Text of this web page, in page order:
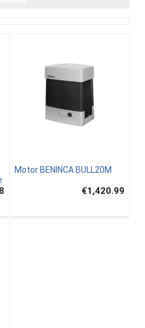
Motor BENINCA BULL20M
€1,420.99